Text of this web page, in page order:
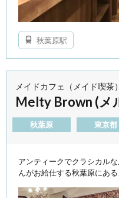
秋葉原駅
メイドカフェ（メイド喫茶）
Melty Brown (メ
秋葉原 東京都
アンティークでクラシカル
んがお給仕する秋葉原にあ